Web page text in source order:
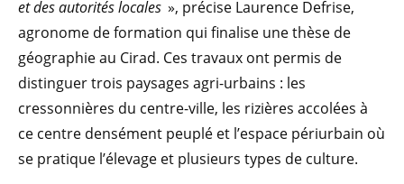
et des autorités locales », précise Laurence Defrise,
agronome de formation qui finalise une thèse de
géographie au Cirad. Ces travaux ont permis de
distinguer trois paysages agri-urbains : les
cressonnières du centre-ville, les rizières accolées à
ce centre densément peuplé et l’espace périurbain où
se pratique l’élevage et plusieurs types de culture.